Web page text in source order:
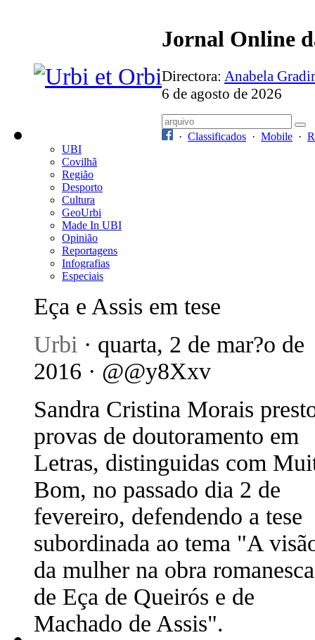
Jornal Online
Directora: Anabela
6 de agosto de 2026
· Classificados · Mobile ·
UBI
Covilhã
Região
Desporto
Cultura
GeoUrbi
Made In UBI
Opinião
Reportagens
Infografias
Especiais
Eça e Assis em tese
Urbi · quarta, 2 de mar?o de
2016 · @@y8Xxv
Sandra Cristina Morais
provas de doutoramento em
Letras, distinguidas com
Bom, no passado dia 2 de
fevereiro, defendendo a tese
subordinada ao tema "A
da mulher na obra romanesca
de Eça de Queirós e de
Machado de Assis".